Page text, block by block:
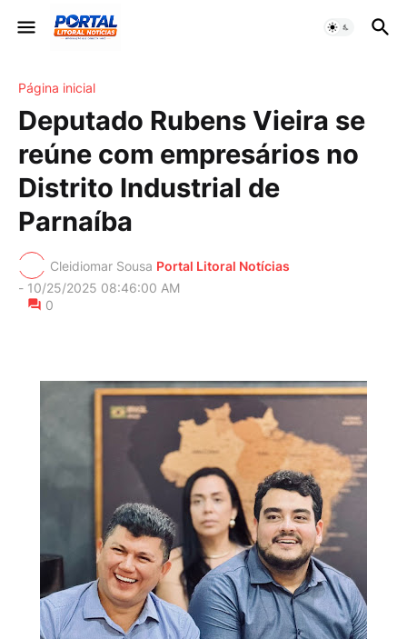
Página inicial
Deputado Rubens Vieira se
reúne com empresários no
Distrito Industrial de
Parnaíba
Cleidiomar Sousa Portal Litoral Notícias
- 10/25/2025 08:46:00 AM
0